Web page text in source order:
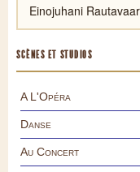
SCÈNES ET STUDIOS
A L'Opéra
Danse
Au Concert